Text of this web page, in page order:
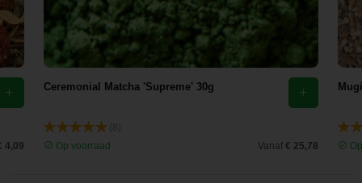
4,09
Ceremonial Matcha 'Supreme' 30g
Op voorraad
Vanaf € 25,78